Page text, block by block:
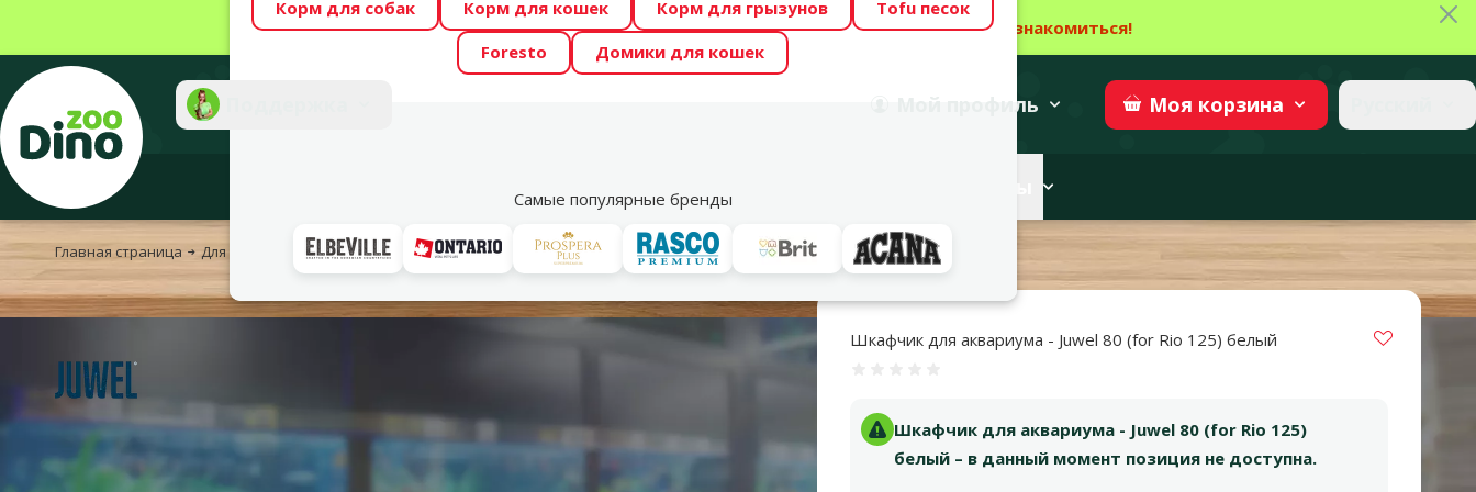
Весь месяц Dino Zoo предлагает отличные цены на ТОП-овые корма! 🍖 → Ознакомиться!
Фотоконкурс “GADA ŪSAIŅI”! Возможно Твой питомец станет звездой 2027 Участвовать
профиль Моя корзина
Корм для собак Корм для кошек Корм для грызунов
Tofu песок
Foresto
Домики для кошек
Самые популярные бренды
Акции
Главная страница Для рыбок Аквариумы и принадлежности Juwel 80 (for Rio 125) белый
Шкафчик для аквариума - Juwel 80 (for Rio 125) белый
Шкафчик для аквариума - Juwel 80 (for Rio 125)
белый – в данный момент позиция не доступна.